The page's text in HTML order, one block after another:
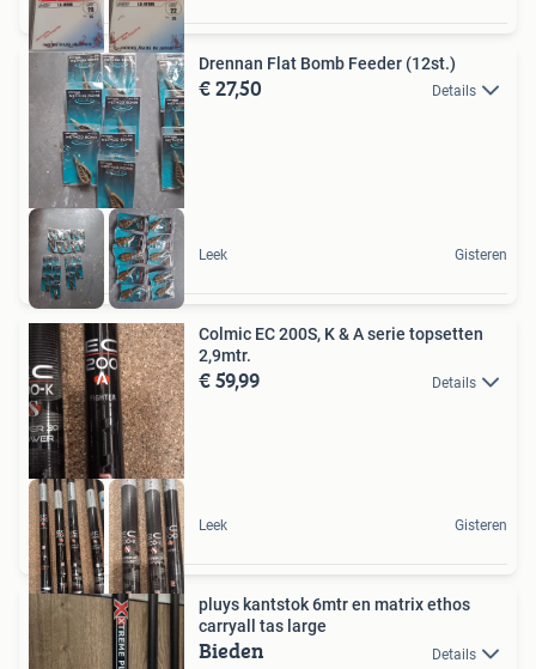
Drennan Flat Bomb Feeder (12st.)
€ 27,50 Details
Leek Gisteren
Colmic EC 200S, K & A serie topsetten
2,9mtr.
€ 59,99 Details
Leek Gisteren
pluys kantstok 6mtr en matrix ethos
carryall tas large
Bieden Details